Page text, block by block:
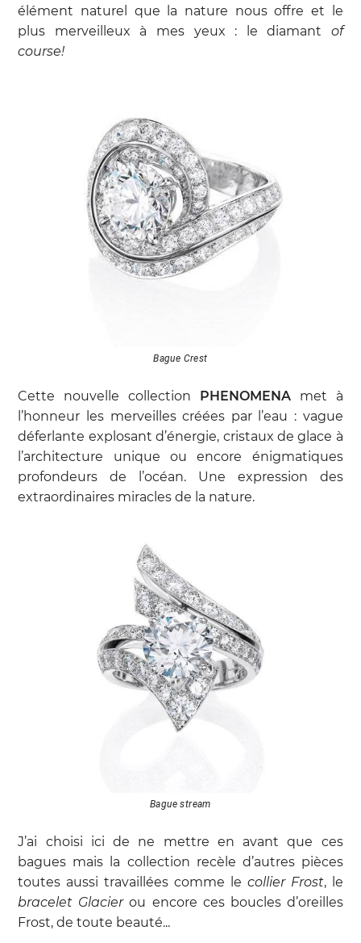
élément naturel que la nature nous offre et le
plus merveilleux à mes yeux : le diamant of
course!
Bague Crest
Cette nouvelle collection PHENOMENAmet à
l’honneur les merveilles créées par l’eau : vague
déferlante explosant d’énergie, cristaux de glace à
l’architecture unique ou encore énigmatiques
profondeurs de l’océan. Une expression des
extraordinaires miracles de la nature.
Bague stream
J’ai choisi ici de ne mettre en avant que ces
bagues mais la collection recèle d’autres pièces
toutes aussi travaillées comme le collier Frost, le
bracelet Glacierou encore ces boucles d’oreilles
Frost, de toute beauté...